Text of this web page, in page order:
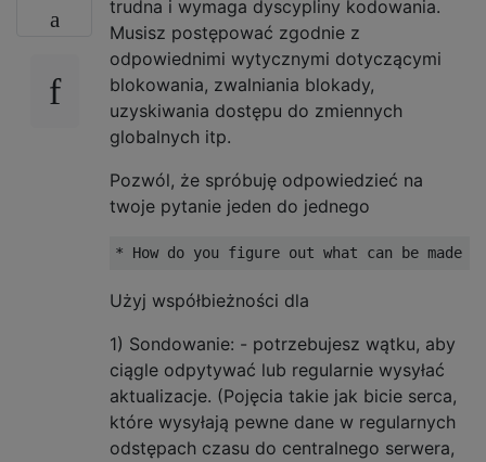
trudna i wymaga dyscypliny kodowania.
Musisz postępować zgodnie z
odpowiednimi wytycznymi dotyczącymi
blokowania, zwalniania blokady,
uzyskiwania dostępu do zmiennych
globalnych itp.
Pozwól, że spróbuję odpowiedzieć na
twoje pytanie jeden do jednego
Użyj współbieżności dla
1) Sondowanie: - potrzebujesz wątku, aby
ciągle odpytywać lub regularnie wysyłać
aktualizacje. (Pojęcia takie jak bicie serca,
które wysyłają pewne dane w regularnych
odstępach czasu do centralnego serwera,